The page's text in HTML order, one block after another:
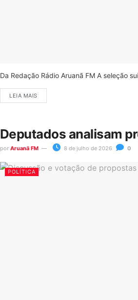
Da Redação Rádio Aruanã FM A seleção
LEIA MAIS
Deputados analisam
por Aruanã FM 8 de julho de 2026 0
POLÍTICA